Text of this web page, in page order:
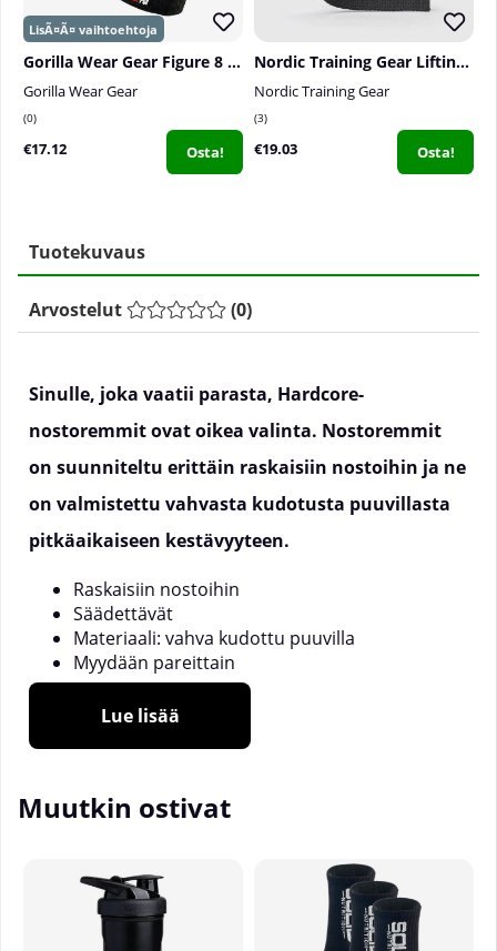
Gorilla Wear Gear Figure 8 Lifting Straps, black
Gorilla Wear Gear
0
€17.12 Osta!
Nordic Training Gear Lifting Straps
Nordic Training Gear
3
€19.03 Osta!
Tuotekuvaus
Arvostelut (0)
Sinulle, joka vaatii parasta, Hardcore-
nostoremmit ovat oikea valinta. Nostoremmit
on suunniteltu erittäin raskaisiin nostoihin ja ne
on valmistettu vahvasta kudotusta puuvillasta
pitkäaikaiseen kestävyyteen.
Raskaisiin nostoihin
Säädettävät
Materiaali: vahva kudottu puuvilla
Myydään pareittain
Käytä Hardcore-nostoremmejä parantaaksesi otetta
ja vähentääksesi rasitusta kyynärvarsille erittäin
raskaiden nostojen aikana. Nostoremmit on
kestääkseen raskaita nostoja ja pysyäkseen
Lue lisää
Muutkin ostivat